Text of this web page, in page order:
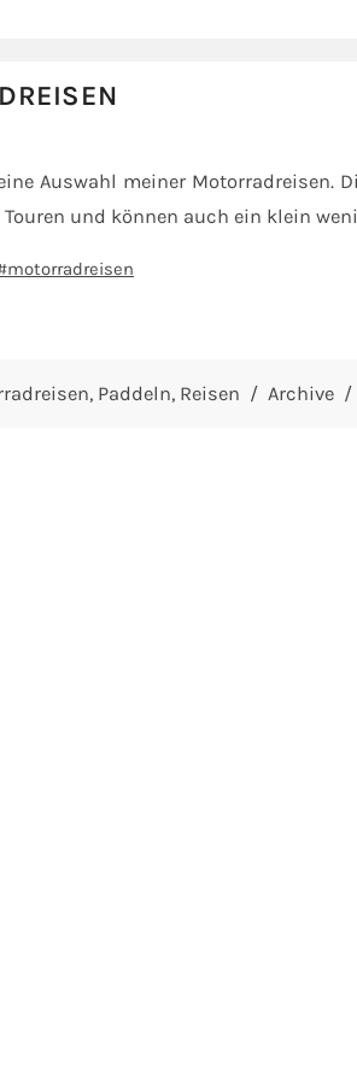
Auswahl meiner Motorradreisen.
Touren und können auch ein klein
motorradreisen
Paddeln Reisen Archive